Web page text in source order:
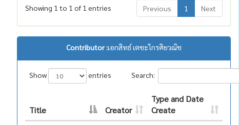
Showing 1 to 1 of 1 entries Previous 1 Next
Contributor :เอกสิทธ์ เตชะไกรศิยวณิช
Show entries Search:
Title Creator
Type and Date
Create